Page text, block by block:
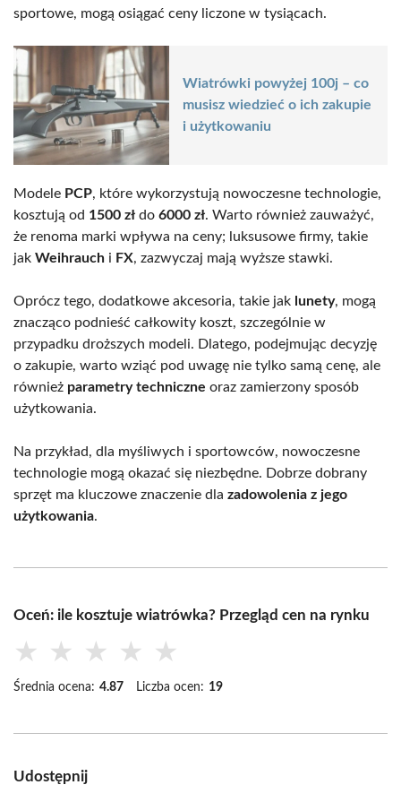
sportowe, mogą osiągać ceny liczone w tysiącach.
Wiatrówki powyżej 100j – co
musisz wiedzieć o ich zakupie
i użytkowaniu
Modele PCP, które wykorzystują nowoczesne technologie,
kosztują od 1500 zł do 6000 zł. Warto również zauważyć,
że renoma marki wpływa na ceny; luksusowe firmy, takie
jak Weihrauch i FX, zazwyczaj mają wyższe stawki.
Oprócz tego, dodatkowe akcesoria, takie jak lunety, mogą
znacząco podnieść całkowity koszt, szczególnie w
przypadku droższych modeli. Dlatego, podejmując decyzję
o zakupie, warto wziąć pod uwagę nie tylko samą cenę, ale
również parametry techniczne oraz zamierzony sposób
użytkowania.
Na przykład, dla myśliwych i sportowców, nowoczesne
technologie mogą okazać się niezbędne. Dobrze dobrany
sprzęt ma kluczowe znaczenie dla zadowolenia z jego
użytkowania.
Oceń: ile kosztuje wiatrówka? Przegląd cen na rynku
★ ★ ★ ★ ★
Średnia ocena: 4.87 Liczba ocen: 19
Udostępnij